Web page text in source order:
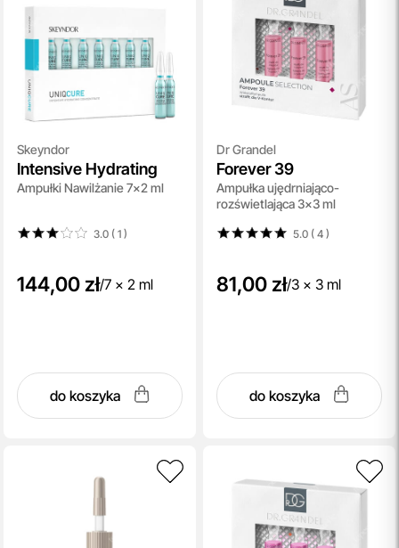
Skeyndor
Intensive Hydrating
Ampułki Nawilżanie 7x2 ml
3.0 ( 1)
144,00 zł/7 x 2 ml
do koszyka
Dr Grandel
Forever 39
Ampułka ujędrniająco-
rozświetlająca 3x3 ml
5.0 ( 4)
81,00 zł/3 x 3 ml
do koszyka